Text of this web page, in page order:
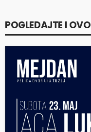
POGLEDAJTE I OVO